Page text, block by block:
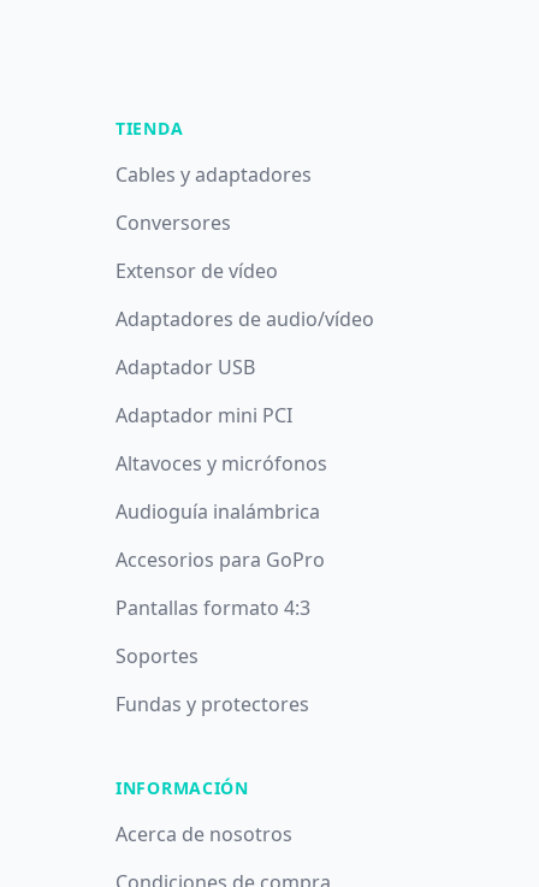
TIENDA
Cables y adaptadores
Conversores
Extensor de vídeo
Adaptadores de audio/vídeo
Adaptador USB
Adaptador mini PCI
Altavoces y micrófonos
Audioguía inalámbrica
Accesorios para GoPro
Pantallas formato 4:3
Soportes
Fundas y protectores
INFORMACIÓN
Acerca de nosotros